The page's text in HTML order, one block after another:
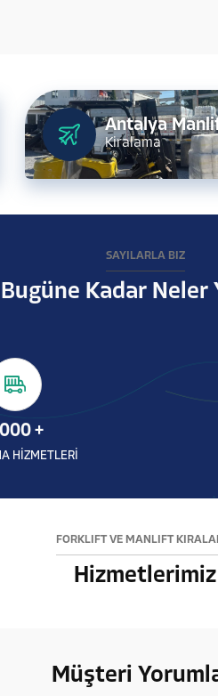
Antalya
Kiralama
SAYILARLA BİZ
Bugüne Kadar Neler
+
HİZMETLERİ
FORKLİFT VE MANLİFT
Hizmetlerimiz
Müşteri